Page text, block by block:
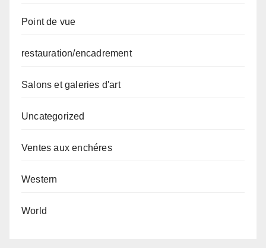
Point de vue
restauration/encadrement
Salons et galeries d'art
Uncategorized
Ventes aux enchéres
Western
World